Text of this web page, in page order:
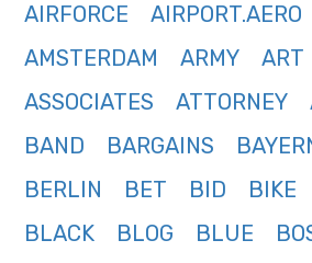
AIRFORCE
AIRPORT.AERO
AMSTERDAM
ARMY ART
ASSOCIATES
ATTORNEY
BAND
BARGAINS
BERLIN
BET BID BIKE
BLACK
BLOG BLUE